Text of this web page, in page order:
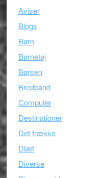
Aviser
Blogs
Børn
Børnetøj
Børsen
Bredbånd
Computer
Destinationer
Det frække
Diæt
Diverse